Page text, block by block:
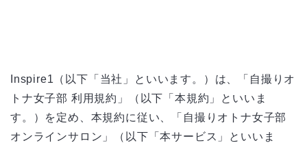
Inspire1（以下「当社」といいます。）は、「自撮りオ
トナ女子部 利用規約」（以下「本規約」といいま
す。）を定め、本規約に従い、「自撮りオトナ女子部
オンラインサロン」（以下「本サービス」といいま